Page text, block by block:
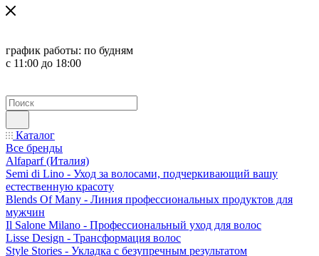
график работы: по будням
с 11:00 до 18:00
Каталог
Все бренды
Alfaparf (Италия)
Semi di Lino - Уход за волосами, подчеркивающий вашу
естественную красоту
Blends Of Many - Линия профессиональных продуктов для
мужчин
Il Salone Milano - Профессиональный уход для волос
Lisse Design - Трансформация волос
Style Stories - Укладка с безупречным результатом